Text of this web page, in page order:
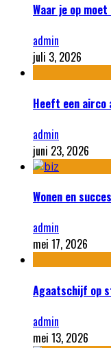
Waar je op
admin
juli 3, 2026
Heeft een airco
admin
juni 23, 2026
Wonen en
admin
mei 17, 2026
Agaatschijf op
admin
mei 13, 2026